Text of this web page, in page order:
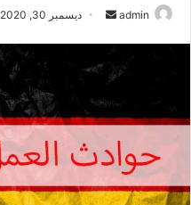
admin
أرسل ديسمبر 30, 2020